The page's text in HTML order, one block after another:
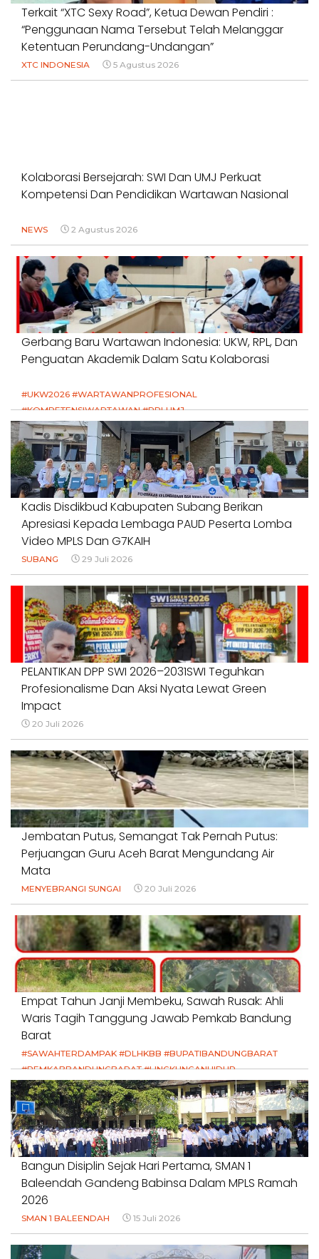
Terkait “XTC Sexy Road”, Ketua Dewan Pendiri :
“Penggunaan Nama Tersebut Telah Melanggar
Ketentuan Perundang-Undangan”
XTC INDONESIA 5 Agustus 2026
Kolaborasi Bersejarah: SWI Dan UMJ Perkuat
Kompetensi Dan Pendidikan Wartawan Nasional
NEWS 2 Agustus 2026
Gerbang Baru Wartawan Indonesia: UKW, RPL, Dan
Penguatan Akademik Dalam Satu Kolaborasi
#UKW2026 #WARTAWANPROFESIONAL
#KOMPETENSIWARTAWAN #RPLUMJ
#PENDIDIKANWARTAWAN #SWINASIONAL #SWIJABAR
1 Agustus 2026
Kadis Disdikbud Kabupaten Subang Berikan
Apresiasi Kepada Lembaga PAUD Peserta Lomba
Video MPLS Dan G7KAIH
SUBANG 29 Juli 2026
PELANTIKAN DPP SWI 2026–2031SWI Teguhkan
Profesionalisme Dan Aksi Nyata Lewat Green
Impact
20 Juli 2026
Jembatan Putus, Semangat Tak Pernah Putus:
Perjuangan Guru Aceh Barat Mengundang Air
Mata
MENYEBRANGI SUNGAI 20 Juli 2026
Empat Tahun Janji Membeku, Sawah Rusak: Ahli
Waris Tagih Tanggung Jawab Pemkab Bandung
Barat
#SAWAHTERDAMPAK #DLHKBB #BUPATIBANDUNGBARAT
#PEMKABBANDUNGBARAT #LINGKUNGANHIDUP
#HAKPETANI #KEADILANUNTUKPETANI
#NORMALISASISALURAN #IRIGASIRUSAK
#DUGAANPENCEMARAN #AKUNTABILITASPEMERINTAH
18 Juli 2026
Bangun Disiplin Sejak Hari Pertama, SMAN 1
Baleendah Gandeng Babinsa Dalam MPLS Ramah
2026
SMAN 1 BALEENDAH 15 Juli 2026